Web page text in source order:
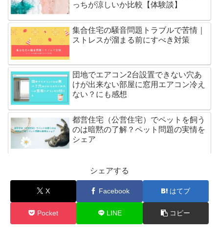
っちが涼しいか比較【体験談】
集合住宅の騒音問題トラブルで苦情｜
ストレスが溜まる前にすべき対策
団地でエアコン2台設置できない穴あ
けが出来ない部屋に窓用エアコン冷え
ない？にも感想
都営住宅（公営住宅）でペットを飼う
のは暗黙の了解？ペット問題の実情を
シェア
逆流も？！水位不足で流れないときの
対処法
団地の電気アンペア変更ブレーカーが
落ちる原因は容量不足？【体験談】
シェアする
X Facebook はてブ
Pocket LINE コピー